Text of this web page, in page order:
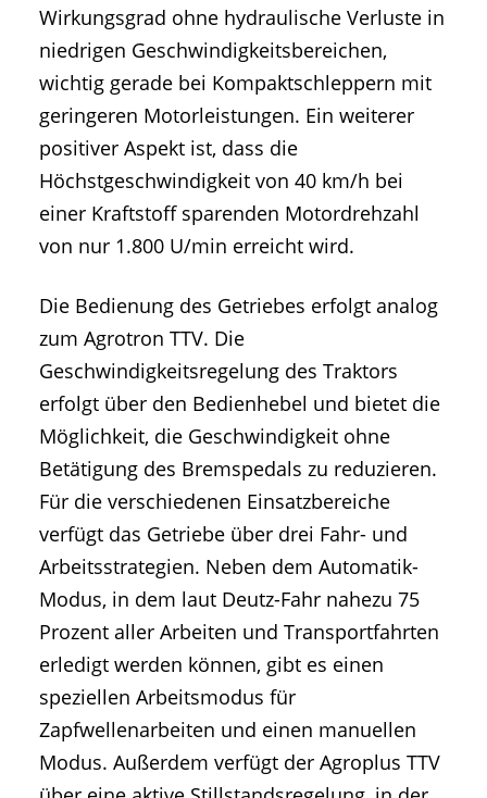
Wirkungsgrad ohne hydraulische Verluste in
niedrigen Geschwindigkeitsbereichen,
wichtig gerade bei Kompaktschleppern mit
geringeren Motorleistungen. Ein weiterer
positiver Aspekt ist, dass die
Höchstgeschwindigkeit von 40 km/h bei
einer Kraftstoff sparenden Motordrehzahl
von nur 1.800 U/min erreicht wird.
Die Bedienung des Getriebes erfolgt analog
zum Agrotron TTV. Die
Geschwindigkeitsregelung des Traktors
erfolgt über den Bedienhebel und bietet die
Möglichkeit, die Geschwindigkeit ohne
Betätigung des Bremspedals zu reduzieren.
Für die verschiedenen Einsatzbereiche
verfügt das Getriebe über drei Fahr- und
Arbeitsstrategien. Neben dem Automatik-
Modus, in dem laut Deutz-Fahr nahezu 75
Prozent aller Arbeiten und Transportfahrten
erledigt werden können, gibt es einen
speziellen Arbeitsmodus für
Zapfwellenarbeiten und einen manuellen
Modus. Außerdem verfügt der Agroplus TTV